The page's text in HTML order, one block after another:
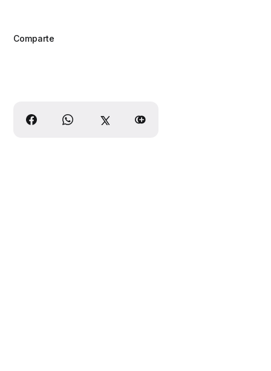
Comparte